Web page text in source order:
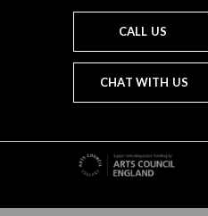
CALL US
CHAT WITH US